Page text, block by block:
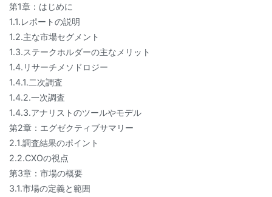
第1章：はじめに
1.1.レポートの説明
1.2.主な市場セグメント
1.3.ステークホルダーの主なメリット
1.4.リサーチメソドロジー
1.4.1.二次調査
1.4.2.一次調査
1.4.3.アナリストのツールやモデル
第2章：エグゼクティブサマリー
2.1.調査結果のポイント
2.2.CXOの視点
第3章：市場の概要
3.1.市場の定義と範囲